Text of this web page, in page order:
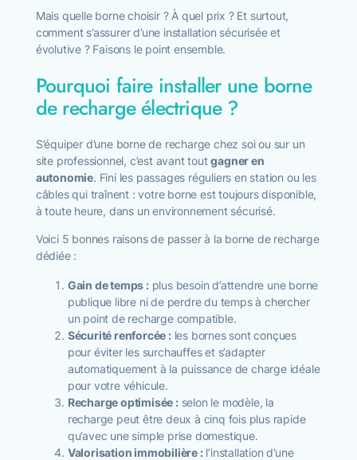
Mais quelle borne choisir ? À quel prix ? Et surtout,
comment s’assurer d’une installation sécurisée et
évolutive ? Faisons le point ensemble.
Pourquoi faire installer une borne
de recharge électrique ?
S’équiper d’une borne de recharge chez soi ou sur un
site professionnel, c’est avant toutgagner en
autonomie. Fini les passages réguliers en station ou les
câbles qui traînent : votre borne est toujours disponible,
à toute heure, dans un environnement sécurisé.
Voici 5 bonnes raisons de passer à la borne de recharge
dédiée :
Gain de temps :plus besoin d’attendre une borne
publique libre ni de perdre du temps à chercher
un point de recharge compatible.
Sécurité renforcée :les bornes sont conçues
pour éviter les surchauffes et s’adapter
automatiquement à la puissance de charge idéale
pour votre véhicule.
Recharge optimisée :selon le modèle, la
recharge peut être deux à cinq fois plus rapide
qu’avec une simple prise domestique.
Valorisation immobilière :l’installation d’une